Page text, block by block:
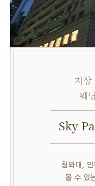
지상
웨
Sky
청와대, 인
볼 수 있